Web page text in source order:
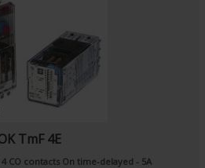
TmF 4E
CO contacts On time-delayed - 5A